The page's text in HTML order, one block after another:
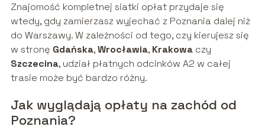
Znajomość kompletnej siatki opłat przydaje się
wtedy, gdy zamierzasz wyjechać z Poznania dalej niż
do Warszawy. W zależności od tego, czy kierujesz się
w stronę Gdańska,Wrocławia, Krakowaczy
Szczecina, udział płatnych odcinków A2 w całej
trasie może być bardzo różny.
Jak wyglądają opłaty na zachód od
Poznania?